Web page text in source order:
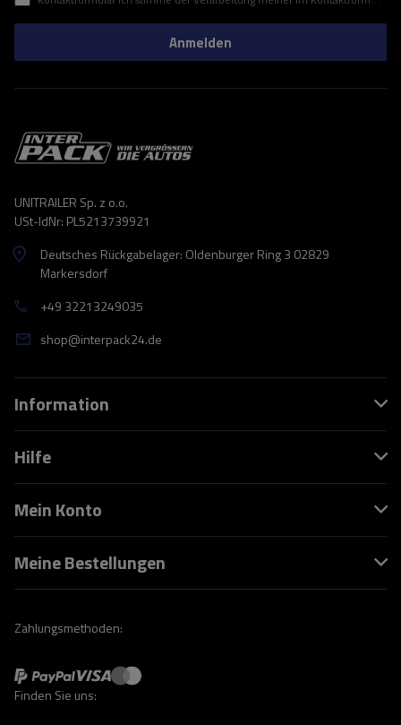
Anmelden
UNITRAILER Sp. z o.o.
USt-IdNr: PL5213739921
Deutsches Rückgabelager: Oldenburger Ring 3 02829
Markersdorf
+49 32213249035
shop@interpack24.de
Information
Hilfe
Mein Konto
Meine Bestellungen
Zahlungsmethoden:
Finden Sie uns: